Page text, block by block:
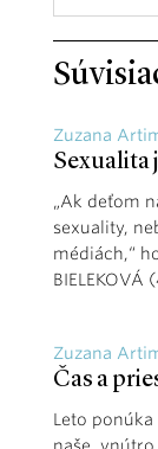
Zuzana
Sexualita
„Ak deťom
sexuality,
médiách,“
BIELEKOVÁ
Zuzana
Čas a
Leto